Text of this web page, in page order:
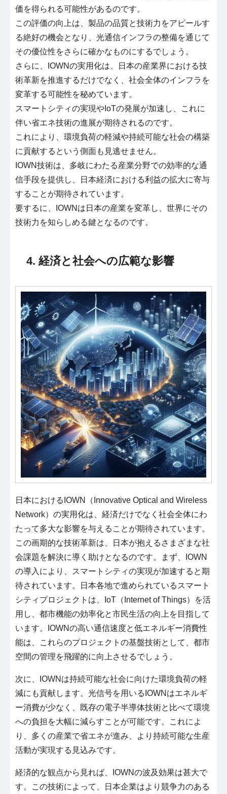
価を得られる可能性があるのです。
この評価の向上は、製品の品質と技術力をアピールす
る絶好の機会となり、光通信インフラの整備を通じて
その優位性をさらに確かなものにするでしょう。
さらに、IOWNの実用化は、日本の産業界における技
術革新を推進するだけでなく、社会全体のインフラを
変革する可能性を秘めています。
スマートシティの実現やIoTの発展が加速し、これに
伴い省エネ技術の進展が期待されるのです。
これにより、環境負荷の軽減や持続可能な社会の構築
に貢献するという側面も見逃せません。
IOWN技術は、多岐にわたる産業分野での効率的な通
信手段を提供し、日本経済における利益の拡大に寄与
することが期待されています。
要するに、IOWNは日本の産業を変革し、世界にその
技術力を知らしめる鍵となるのです。
4. 経済と社会への広範な影響
日本におけるIOWN（Innovative Optical and Wireless
Network）の実用化は、経済だけでなく社会全体にわ
たって多大な影響を与えることが期待されています。
この画期的な技術革新は、日本が抱えるさまざまな社
会課題を解決に導く助けとなるのです。まず、IOWN
の導入により、スマートシティの実現が加速すると期
待されています。日本各地で進められているスマート
シティプロジェクトは、IoT（Internet of Things）を活
用し、都市機能の効率化と市民生活の向上を目指して
います。IOWNの高い通信速度と低エネルギー消費性
能は、これらのプロジェクトの基盤技術として、都市
空間の管理を飛躍的に向上させるでしょう。
次に、IOWNは持続可能な社会に向けた環境負荷の軽
減にも貢献します。光信号を用いるIOWNはエネルギ
ー消費が少なく、既存の電子半導体技術と比べて環境
への負担を大幅に減らすことが可能です。これによ
り、多くの産業で省エネが進み、より持続可能な生産
活動が実現する見込みです。
経済的な観点から見れば、IOWNの波及効果は甚大で
す。この技術によって、日本企業はより競争力のある